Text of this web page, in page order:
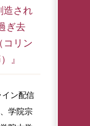
造され
ぎ去
コリン
』
ン配信
学院宗